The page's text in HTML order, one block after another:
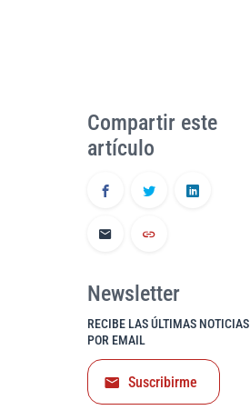
Compartir este
artículo
Newsletter
RECIBE LAS ÚLTIMAS NOTICIAS
POR EMAIL
Suscribirme